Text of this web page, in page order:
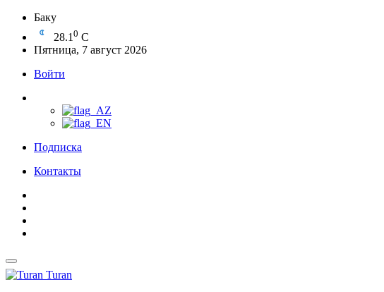
Баку
28.1 0 C
Пятница, 7 август 2026
Войти
Подписка
Контакты
Turan